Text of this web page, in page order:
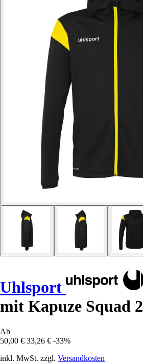
Uhlsport
mit Kapuze Squad
Ab
50,00 € 33,26 € -33%
inkl. MwSt. zzgl. Versandkosten